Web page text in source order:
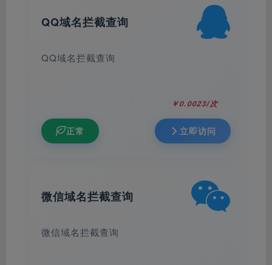
QQ域名拦截查询
QQ域名拦截查询
￥0.0023/次
正常 立即访问
微信域名拦截查询
微信域名拦截查询